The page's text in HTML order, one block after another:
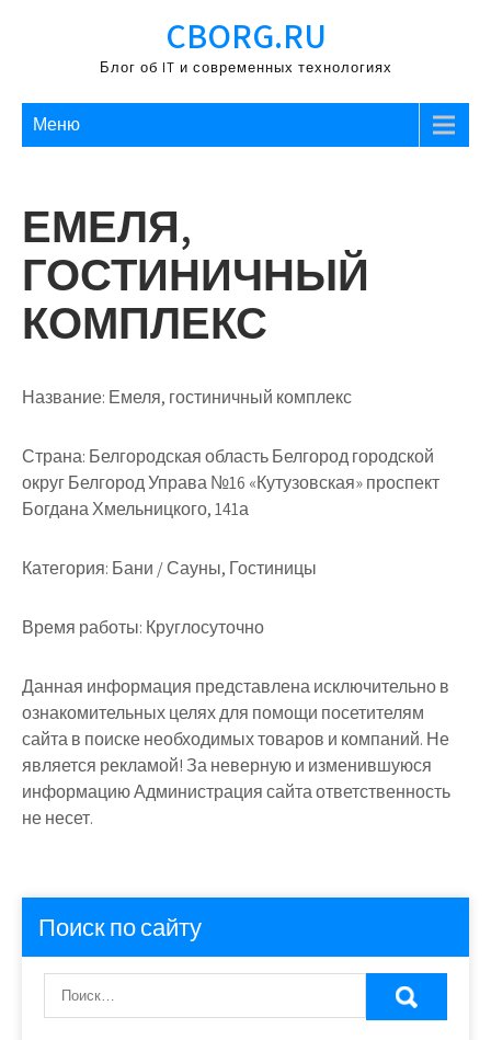
содержимому
CBORG.RU
Блог об IT и современных технологиях
Меню
ЕМЕЛЯ,
ГОСТИНИЧНЫЙ
КОМПЛЕКС
Название: Емеля, гостиничный комплекс
Страна: Белгородская область Белгород городской
округ Белгород Управа №16 «Кутузовская» проспект
Богдана Хмельницкого, 141а
Категория: Бани / Сауны, Гостиницы
Время работы: Круглосуточно
Данная информация представлена исключительно в
ознакомительных целях для помощи посетителям
сайта в поиске необходимых товаров и компаний. Не
является рекламой! За неверную и изменившуюся
информацию Администрация сайта ответственность
не несет.
Поиск по сайту